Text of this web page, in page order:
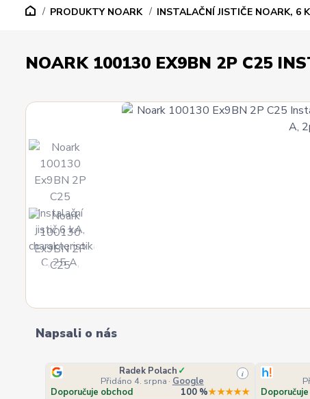
PRODUKTY NOARK INSTALAČNÍ JISTIČE NOARK, 6
NOARK 100130 EX9BN 2P C25
Napsali o nás
Radek Polach ✓
Přidáno 4. srpna · Google
i
Doporučuje obchod 100 %★★★★★